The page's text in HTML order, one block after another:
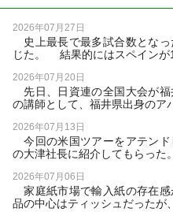
2026年07月27日
史上最長で最多試合数となっ
じた。 結果的にはスペインが
2026年07月20日
先日、日資連の全国大会が
の講師として、福井県出身のア
2026年07月13日
今回の米国ツアーをアテン
の大津社長に紹介してもらった
2026年07月06日
家庭紙市場で輸入紙の存在感
品の中心はティッシュだったが